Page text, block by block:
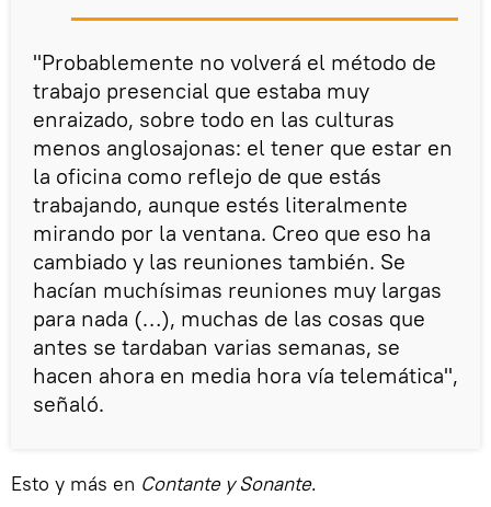
"Probablemente no volverá el método de
trabajo presencial que estaba muy
enraizado, sobre todo en las culturas
menos anglosajonas: el tener que estar en
la oficina como reflejo de que estás
trabajando, aunque estés literalmente
mirando por la ventana. Creo que eso ha
cambiado y las reuniones también. Se
hacían muchísimas reuniones muy largas
para nada (…), muchas de las cosas que
antes se tardaban varias semanas, se
hacen ahora en media hora vía telemática",
señaló.
Esto y más en Contante y Sonante.